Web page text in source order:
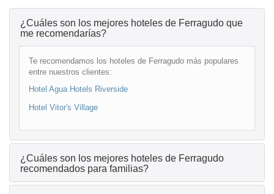
¿Cuáles son los mejores hoteles de Ferragudo que
me recomendarías?
Te recomendamos los hoteles de Ferragudo más populares
entre nuestros clientes:
Hotel Agua Hotels Riverside
Hotel Vitor's Village
¿Cuáles son los mejores hoteles de Ferragudo
recomendados para familias?